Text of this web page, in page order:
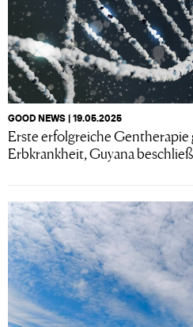
GOOD NEWS | 19.05.2025
Erste erfolgreiche Gentherapie
Erbkrankheit, Guyana